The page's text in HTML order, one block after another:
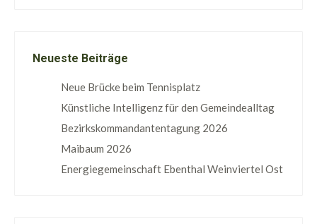
Neueste Beiträge
Neue Brücke beim Tennisplatz
Künstliche Intelligenz für den Gemeindealltag
Bezirkskommandantentagung 2026
Maibaum 2026
Energiegemeinschaft Ebenthal Weinviertel Ost